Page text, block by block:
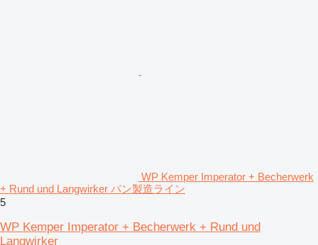
WP Kemper Imperator + Becherwerk
+ Rund und Langwirker パン製造ライン
5
WP Kemper Imperator + Becherwerk + Rund und
Langwirker